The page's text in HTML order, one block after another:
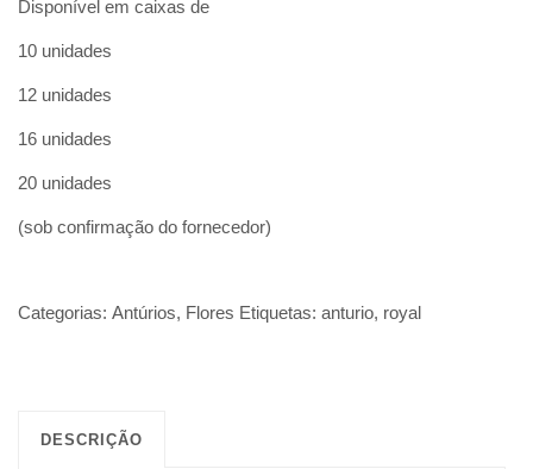
Disponível em caixas de
10 unidades
12 unidades
16 unidades
20 unidades
(sob confirmação do fornecedor)
Categorias: Antúrios, Flores Etiquetas: anturio, royal
DESCRIÇÃO